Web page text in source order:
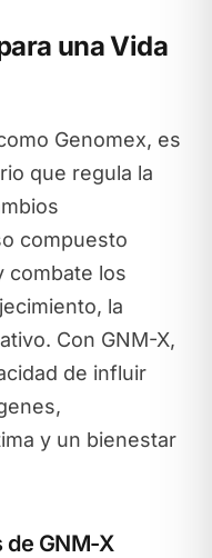
una Vida
Genomex, es
que regula la
compuesto
combate los
la
Con GNM-X,
de influir
y un bienestar
de GNM-X